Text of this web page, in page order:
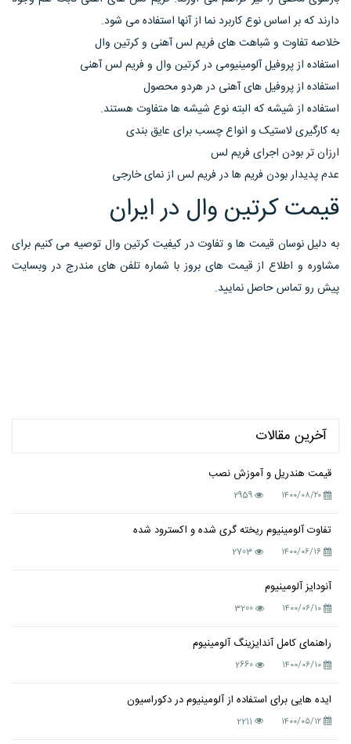
دارند که بر اساس نوع کاربرد نما از آنها استفاده می شود.
خلاصه تفاوت و شباهت های فریم لس آهنی و کرتین وال
استفاده از پروفیل آلومینیومی در کرتین وال و فریم لس آهنی
استفاده از پروفیل های آهنی در هردو محصول
استفاده از شیشه که البته نوع شیشه ها متفاوت هستند.
به کارگیری لاستیک و انواع چسب برای عایق بندی
ارزان تر بودن اجرای فریم لس
عدم پدیدار بودن فریم ها در فریم لس از نمای خارجی
قیمت کرتین وال در ایران
به دلیل نوسان قیمت ها و تفاوت در کیفیت کرتین وال توصیه می کنیم برای
مشاوره و اطلاع از قیمت های بروز با شماره تلفن های مندرج در وبسایت
پیش رو تماس حاصل نمایید.
آخرین مقالات
قیمت هندریل و آموزش نصب
۱۴۰۰/۰۸/۲۰ 2959
تفاوت آلومینیوم ریخته گری شده و اکسترود شده
۱۴۰۰/۰۶/۱۶ 2703
آنودایز آلومینیوم
۱۴۰۰/۰۶/۱۰ 3200
راهنمای کامل آندایزینگ آلومینیوم
۱۴۰۰/۰۶/۱۰ 2660
ایده هایی برای استفاده از آلومینیوم در دکوراسیون
۱۴۰۰/۰۵/۱۲ 2211